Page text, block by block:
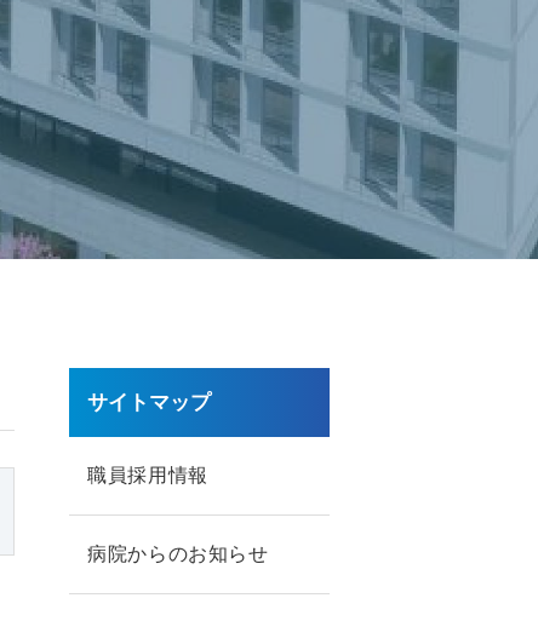
サイトマップ
職員採用情報
病院からのお知らせ